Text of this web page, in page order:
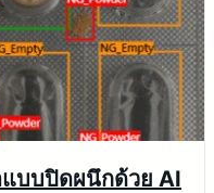
แบบปิดผนึกด้วย AI